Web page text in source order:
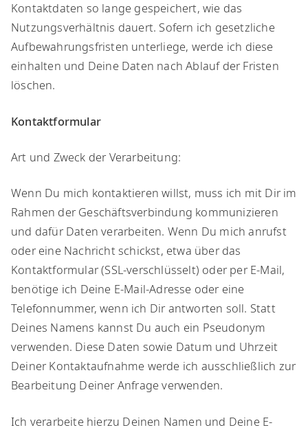
Kontaktdaten so lange gespeichert, wie das
Nutzungsverhältnis dauert. Sofern ich gesetzliche
Aufbewahrungsfristen unterliege, werde ich diese
einhalten und Deine Daten nach Ablauf der Fristen
löschen.​
Kontaktformular
​Art und Zweck der Verarbeitung:
​Wenn Du mich kontaktieren willst, muss ich mit Dir im
Rahmen der Geschäftsverbindung kommunizieren
und dafür Daten verarbeiten. Wenn Du mich anrufst
oder eine Nachricht schickst, etwa über das
Kontaktformular (SSL-verschlüsselt) oder per E-Mail,
benötige ich Deine E-Mail-Adresse oder eine
Telefonnummer, wenn ich Dir antworten soll. Statt
Deines Namens kannst Du auch ein Pseudonym
verwenden. Diese Daten sowie Datum und Uhrzeit
Deiner Kontaktaufnahme werde ich ausschließlich zur
Bearbeitung Deiner Anfrage verwenden.
Ich verarbeite hierzu Deinen Namen und Deine E-